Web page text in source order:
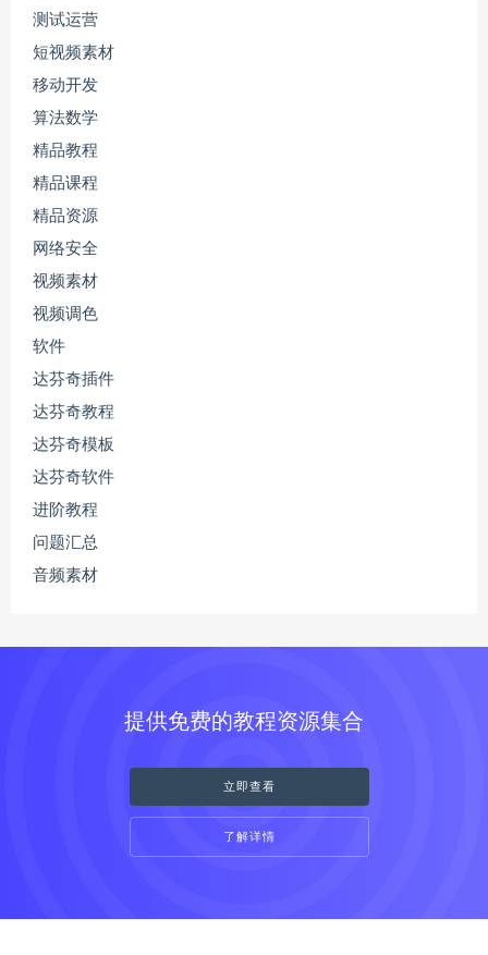
测试运营
短视频素材
移动开发
算法数学
精品教程
精品课程
精品资源
网络安全
视频素材
视频调色
软件
达芬奇插件
达芬奇教程
达芬奇模板
达芬奇软件
进阶教程
问题汇总
音频素材
提供免费的教程资源集合
立即查看
了解详情